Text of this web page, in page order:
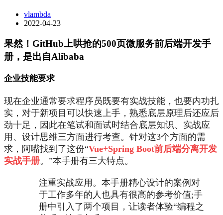
vlambda
2022-04-23
果然！GitHub上哄抢的500页微服务前后端开发手
册，是出自Alibaba
企业技能要求
现在企业通常要求程序员既要有实战技能，也要内功扎
实，对于新项目可以快速上手，熟悉底层原理后还应后
劲十足，因此在笔试和面试时结合底层知识、实战应
用、设计思维三方面进行考查。针对这3个方面的需
求，阿嘴找到了这份“Vue+Spring Boot前后端分离开发
实战手册。”本手册有三大特点。
注重实战应用。本手册精心设计的案例对
于工作多年的人也具有很高的参考价值;手
册中引入了两个项目，让读者体验“编程之